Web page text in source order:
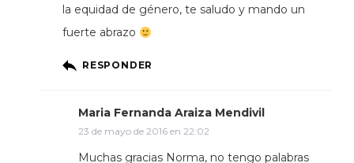
la equidad de género, te saludo y mando un
fuerte abrazo
RESPONDER
Maria Fernanda Araiza Mendivil
23 de mayo de 2016 en 22:02
Muchas gracias Norma, no tengo palabras